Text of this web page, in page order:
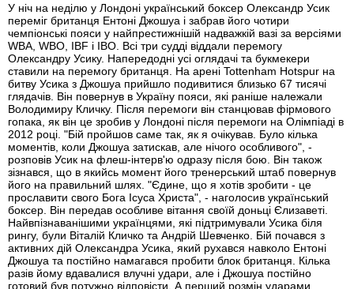
У ніч на неділю у Лондоні український боксер Олександр Усик
переміг британця Ентоні Джошуа і забрав його чотири
чемпіонські пояси у найпрестижнішій надважкій вазі за версіями
WBA, WBO, IBF і IBO. Всі три судді віддали перемогу
Олександру Усику. Напередодні усі оглядачі та букмекери
ставили на перемогу британця. На арені Tottenham Hotspur на
битву Усика з Джошуа прийшло подивитися близько 67 тисячі
глядачів. Він повернув в Україну пояси, які раніше належали
Володимиру Кличку. Після перемоги він станцював фірмового
гопака, як він це зробив у Лондоні після перемоги на Олімпіаді в
2012 році. "Бій пройшов саме так, як я очікував. Було кілька
моментів, коли Джошуа затискав, але нічого особливого", -
розповів Усик на флеш-інтерв'ю одразу після бою. Він також
зізнався, що в якийсь момент його тренерський штаб повернув
його на правильний шлях. "Єдине, що я хотів зробити - це
прославити свого Бога Ісуса Христа", - наголосив український
боксер. Він передав особливе вітання своїй доньці Єлизаветі.
Найвпізнаванішими українцями, які підтримували Усика біля
рингу, були Віталій Кличко та Андрій Шевченко. Бій почався з
активних дій Олександра Усика, який рухався навколо Ентоні
Джошуа та постійно намагався пробити блок британця. Кілька
разів йому вдавалися влучні удари, але і Джошуа постійно
готовий був потужно відповісти. А перший розмін ударами